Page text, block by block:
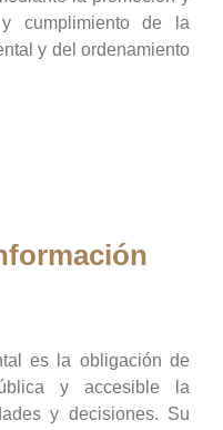
cumplimiento de la
y del ordenamiento
es la obligación de
y accesible la
y decisiones. Su